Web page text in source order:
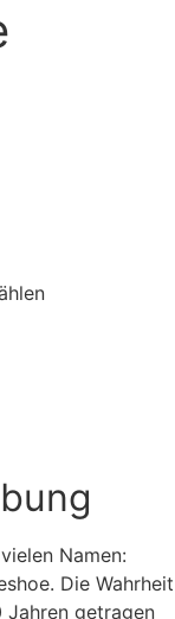
Namen:
Die Wahrheit
Jahren getragen